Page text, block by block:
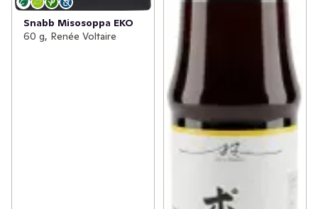
Snabb Misosoppa EKO
60 g, Renée Voltaire